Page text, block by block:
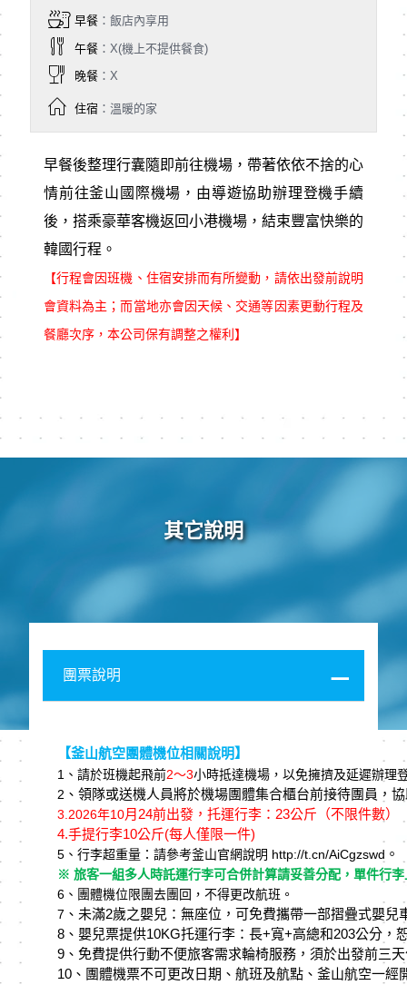
早餐：飯店內享用
午餐：X(機上不提供餐食)
晚餐：X
住宿：溫暖的家
早餐後整理行囊隨即前往機場，帶著依依不捨的心
情前往釜山國際機場，由導遊協助辦理登機手續
後，搭乘豪華客機返回小港機場，結束豐富快樂的
韓國行程。
【行程會因班機、住宿安排而有所變動，請依出發前說明
會資料為主；而當地亦會因天候、交通等因素更動行程及
餐廳次序，本公司保有調整之權利】
其它說明
團票說明
【釜山航空團體機位相關說明】
1、請於班機起⾶前2～3⼩時抵達機場，以免擁擠及延遲辦理
2 、領隊或送機⼈員將於機場團體集合櫃台前接待團員，
3.2026年10月24前出發，托運行李：23公斤（不限件數）
4.手提行李10公斤(每人僅限一件)
5、行李超重量：請參考釜⼭官網說明 http://t.cn/AiCgzswd 。
※ 旅客一組多⼈時託運行李可合併計算請妥善分配，單件行
6、團體機位限團去團回，不得更改航班。
7 、未滿2歲之嬰兒：無座位，可免費攜帶⼀部摺疊式嬰兒
8、嬰兒票提供10KG托運行李：⻑+寬+⾼總和203公分，
9、免費提供行動不便旅客需求輪椅服務，須於出發前三
10、團體機票不可更改⽇期、航班及航點、釜⼭航空⼀經